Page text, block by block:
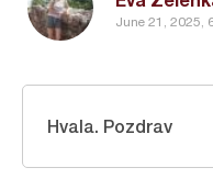
June 21, 2025,
Hvala. Pozdrav